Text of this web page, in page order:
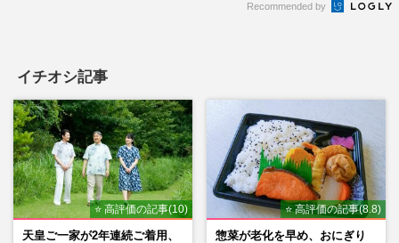
Recommended by
イチオシ記事
⭐ 高評価の記事(10)
天皇ご一家が2年連続ご着用、
⭐ 高評価の記事(8.8)
惣菜が老化を早め、おにぎり